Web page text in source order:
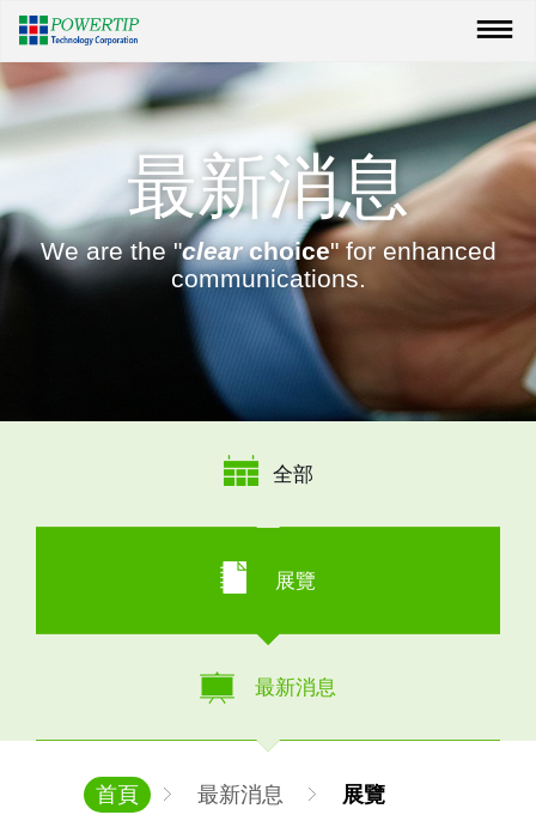
最新消息
We are the "clearchoice" for enhanced
communications.
全部
展覽
最新消息
首頁 最新消息 展覽